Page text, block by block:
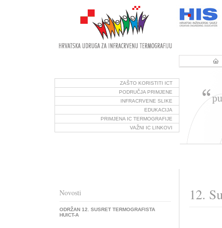
ZAŠTO KORISTITI ICT
PODRUČJA PRIMJENE
INFRACRVENE SLIKE
EDUKACIJA
PRIMJENA IC TERMOGRAFIJE
VAŽNI IC LINKOVI
Novosti
ODRŽAN 12. SUSRET TERMOGRAFISTA
HUICT-A
12.